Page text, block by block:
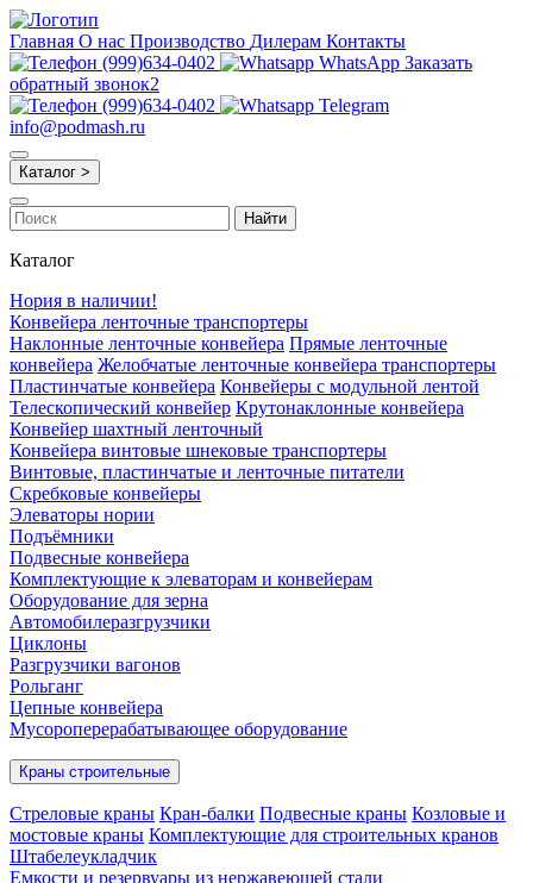
Главная О нас Производство Дилерам Контакты
(999)634-0402
WhatsApp Заказать
обратный звонок2
(999)634-0402
Telegram
info@podmash.ru
Каталог >
Найти
Каталог
Нория в наличии!
Конвейера ленточные транспортеры
Наклонные ленточные конвейера Прямые ленточные
конвейера Желобчатые ленточные конвейера транспортеры
Пластинчатые конвейера Конвейеры с модульной лентой
Телескопический конвейер Крутонаклонные конвейера
Конвейер шахтный ленточный
Конвейера винтовые шнековые транспортеры
Винтовые, пластинчатые и ленточные питатели
Скребковые конвейеры
Элеваторы нории
Подъёмники
Подвесные конвейера
Комплектующие к элеваторам и конвейерам
Оборудование для зерна
Автомобилеразгрузчики
Циклоны
Разгрузчики вагонов
Рольганг
Цепные конвейера
Мусороперерабатывающее оборудование
Краны строительные
Стреловые краны Кран-балки Подвесные краны Козловые и
мостовые краны Комплектующие для строительных кранов
Штабелеукладчик
Емкости и резервуары из нержавеющей стали